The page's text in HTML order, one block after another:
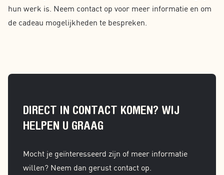
hun werk is. Neem contact op voor meer informatie en om
de cadeau mogelijkheden te bespreken.
DIRECT IN CONTACT KOMEN? WIJ
HELPEN U GRAAG
Mocht je geïnteresseerd zijn of meer informatie
willen? Neem dan gerust contact op.